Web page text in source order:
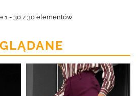
1 - 30 z 30 elementów